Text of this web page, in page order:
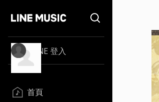
LINE 登入
首頁